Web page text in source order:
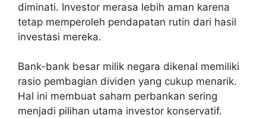
diminati. Investor merasa lebih aman karena
tetap memperoleh pendapatan rutin dari hasil
investasi mereka.
Bank-bank besar milik negara dikenal memiliki
rasio pembagian dividen yang cukup menarik.
Hal ini membuat saham perbankan sering
menjadi pilihan utama investor konservatif.